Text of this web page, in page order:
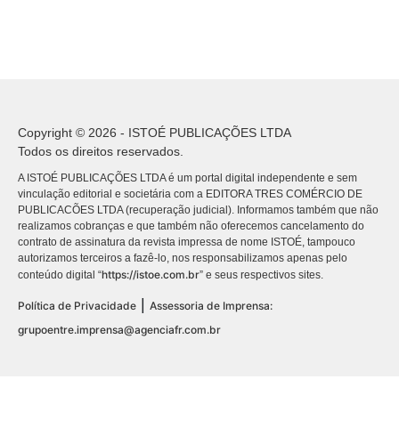
Copyright © 2026 - ISTOÉ PUBLICAÇÕES LTDA
Todos os direitos reservados.
A ISTOÉ PUBLICAÇÕES LTDA é um portal digital independente e sem
vinculação editorial e societária com a EDITORA TRES COMÉRCIO DE
PUBLICACÕES LTDA (recuperação judicial). Informamos também que não
realizamos cobranças e que também não oferecemos cancelamento do
contrato de assinatura da revista impressa de nome ISTOÉ, tampouco
autorizamos terceiros a fazê-lo, nos responsabilizamos apenas pelo
conteúdo digital “https://istoe.com.br” e seus respectivos sites.
Política de Privacidade
Assessoria de Imprensa:
grupoentre.imprensa@agenciafr.com.br